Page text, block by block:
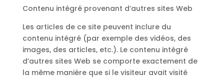
Contenu intégré provenant d’autres sites Web
Les articles de ce site peuvent inclure du
contenu intégré (par exemple des vidéos, des
images, des articles, etc.). Le contenu intégré
d’autres sites Web se comporte exactement de
la même manière que si le visiteur avait visité